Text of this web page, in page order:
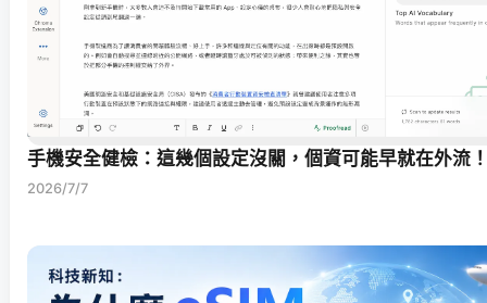
手機安全健檢：這幾個設定沒關，個資可能早就在外流
2026/7/7